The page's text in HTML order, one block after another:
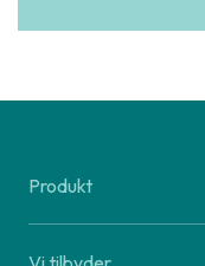
Produkt